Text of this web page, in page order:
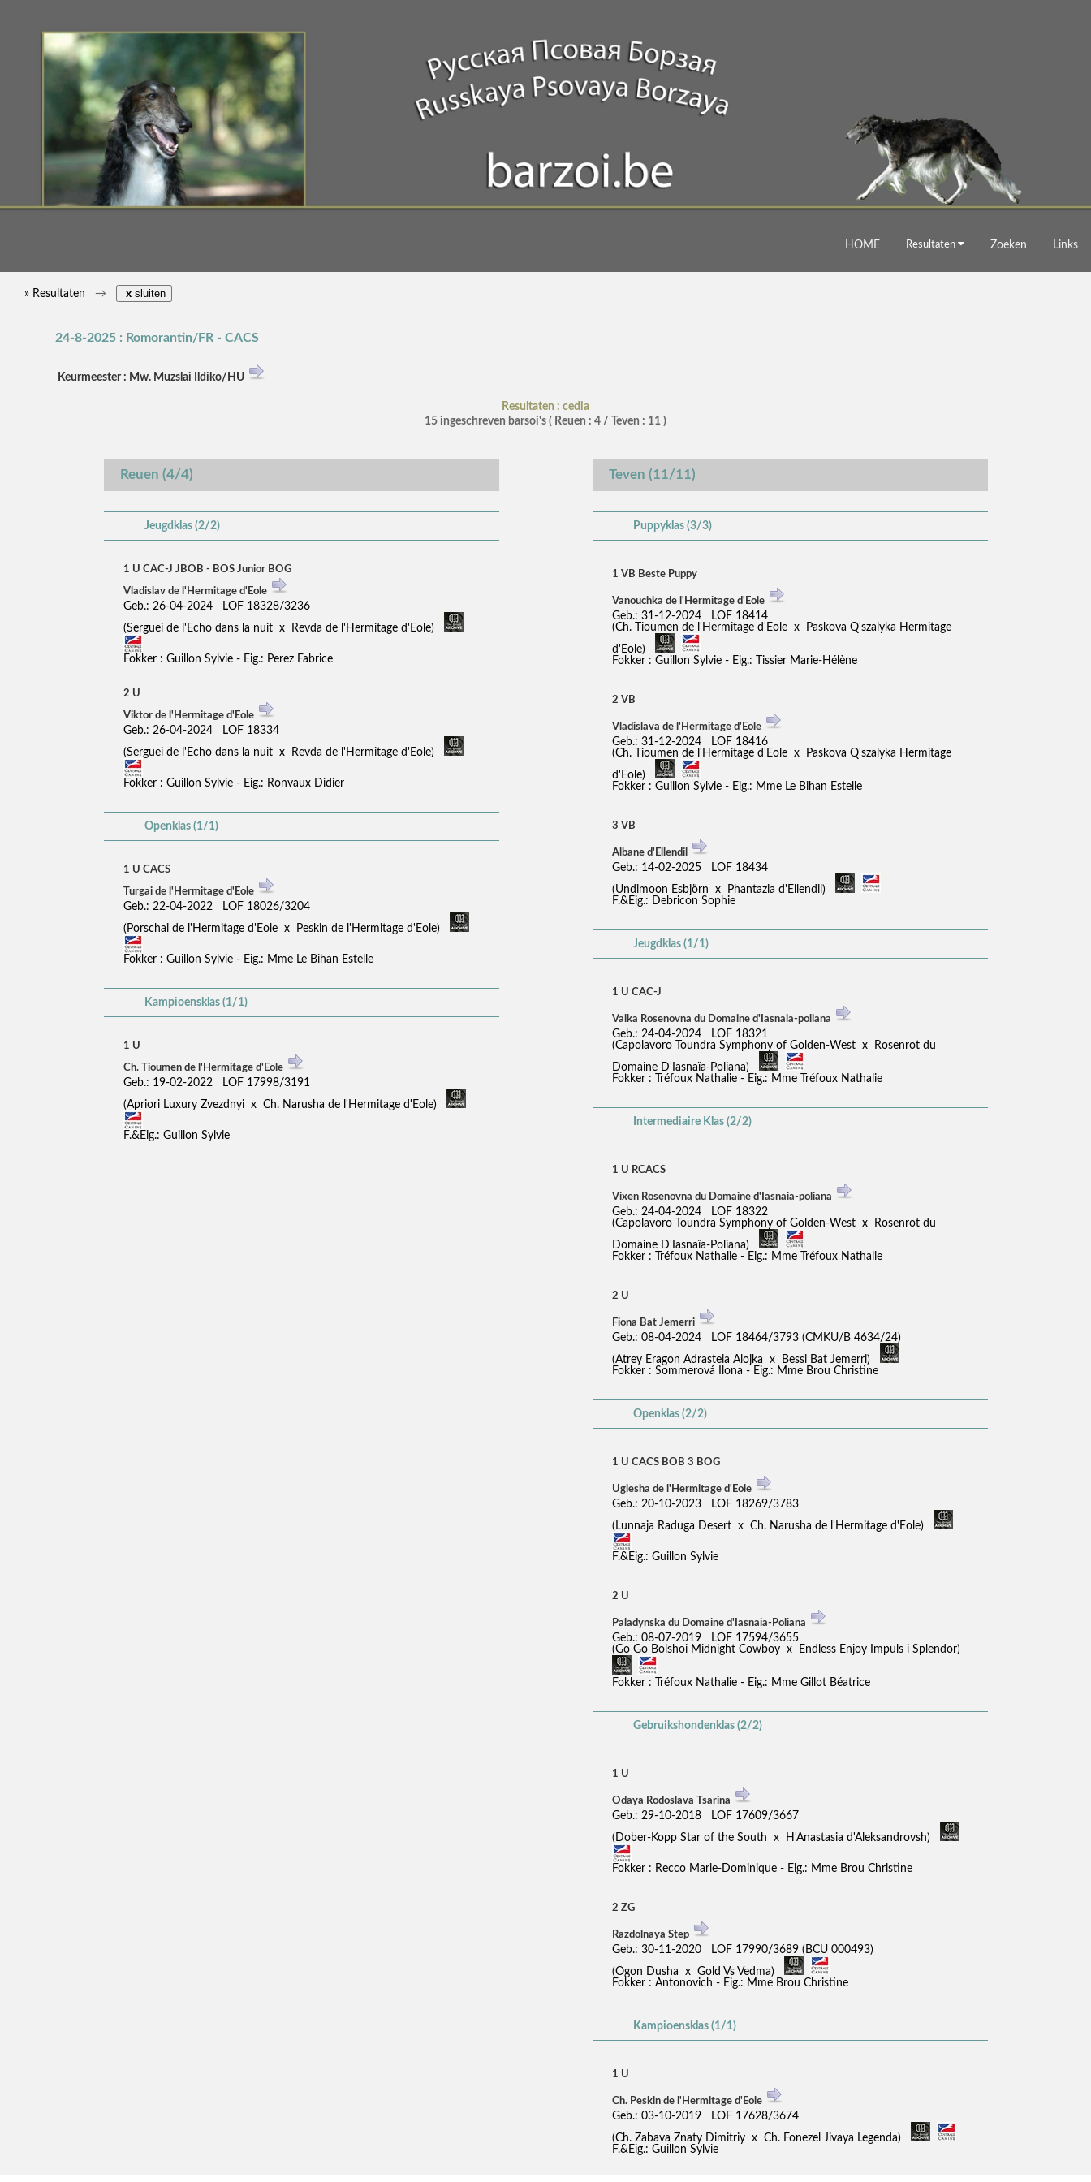
HOME Resultaten Zoeken Links
» Resultaten x sluiten
24-8-2025 : Romorantin/FR - CACS
Keurmeester : Mw. Muzslai Ildiko/HU
Resultaten : cedia
15 ingeschreven barsoi's ( Reuen : 4 / Teven : 11 )
Reuen (4/4)
Jeugdklas (2/2)
1 U CAC-J JBOB - BOS Junior BOG
Vladislav de l'Hermitage d'Eole
Geb.: 26-04-2024 LOF 18328/3236
(Serguei de l'Echo dans la nuit x Revda de l'Hermitage d'Eole)
Fokker : Guillon Sylvie - Eig.: Perez Fabrice
2 U
Viktor de l'Hermitage d'Eole
Geb.: 26-04-2024 LOF 18334
(Serguei de l'Echo dans la nuit x Revda de l'Hermitage d'Eole)
Fokker : Guillon Sylvie - Eig.: Ronvaux Didier
Openklas (1/1)
1 U CACS
Turgai de l'Hermitage d'Eole
Geb.: 22-04-2022 LOF 18026/3204
(Porschai de l'Hermitage d'Eole x Peskin de l'Hermitage d'Eole)
Fokker : Guillon Sylvie - Eig.: Mme Le Bihan Estelle
Kampioensklas (1/1)
1 U
Ch. Tioumen de l'Hermitage d'Eole
Geb.: 19-02-2022 LOF 17998/3191
(Apriori Luxury Zvezdnyi x Ch. Narusha de l'Hermitage d'Eole)
F.&Eig.: Guillon Sylvie
Teven (11/11)
Puppyklas (3/3)
1 VB Beste Puppy
Vanouchka de l'Hermitage d'Eole
Geb.: 31-12-2024 LOF 18414
(Ch. Tioumen de l'Hermitage d'Eole x Paskova Q'szalyka Hermitage
d'Eole)
Fokker : Guillon Sylvie - Eig.: Tissier Marie-Hélène
2 VB
Vladislava de l'Hermitage d'Eole
Geb.: 31-12-2024 LOF 18416
(Ch. Tioumen de l'Hermitage d'Eole x Paskova Q'szalyka Hermitage
d'Eole)
Fokker : Guillon Sylvie - Eig.: Mme Le Bihan Estelle
3 VB
Albane d'Ellendil
Geb.: 14-02-2025 LOF 18434
(Undimoon Esbjörn x Phantazia d'Ellendil)
F.&Eig.: Debricon Sophie
Jeugdklas (1/1)
1 U CAC-J
Valka Rosenovna du Domaine d'Iasnaia-poliana
Geb.: 24-04-2024 LOF 18321
(Capolavoro Toundra Symphony of Golden-West x Rosenrot du
Domaine D'Iasnaïa-Poliana)
Fokker : Tréfoux Nathalie - Eig.: Mme Tréfoux Nathalie
Intermediaire Klas (2/2)
1 U RCACS
Vixen Rosenovna du Domaine d'Iasnaia-poliana
Geb.: 24-04-2024 LOF 18322
(Capolavoro Toundra Symphony of Golden-West x Rosenrot du
Domaine D'Iasnaïa-Poliana)
Fokker : Tréfoux Nathalie - Eig.: Mme Tréfoux Nathalie
2 U
Fiona Bat Jemerri
Geb.: 08-04-2024 LOF 18464/3793 (CMKU/B 4634/24)
(Atrey Eragon Adrasteia Alojka x Bessi Bat Jemerri)
Fokker : Sommerová Ilona - Eig.: Mme Brou Christine
Openklas (2/2)
1 U CACS BOB 3 BOG
Uglesha de l'Hermitage d'Eole
Geb.: 20-10-2023 LOF 18269/3783
(Lunnaja Raduga Desert x Ch. Narusha de l'Hermitage d'Eole)
F.&Eig.: Guillon Sylvie
2 U
Paladynska du Domaine d'Iasnaia-Poliana
Geb.: 08-07-2019 LOF 17594/3655
(Go Go Bolshoi Midnight Cowboy x Endless Enjoy Impuls i Splendor)
Fokker : Tréfoux Nathalie - Eig.: Mme Gillot Béatrice
Gebruikshondenklas (2/2)
1 U
Odaya Rodoslava Tsarina
Geb.: 29-10-2018 LOF 17609/3667
(Dober-Kopp Star of the South x H'Anastasia d'Aleksandrovsh)
Fokker : Recco Marie-Dominique - Eig.: Mme Brou Christine
2 ZG
Razdolnaya Step
Geb.: 30-11-2020 LOF 17990/3689 (BCU 000493)
(Ogon Dusha x Gold Vs Vedma)
Fokker : Antonovich - Eig.: Mme Brou Christine
Kampioensklas (1/1)
1 U
Ch. Peskin de l'Hermitage d'Eole
Geb.: 03-10-2019 LOF 17628/3674
(Ch. Zabava Znaty Dimitriy x Ch. Fonezel Jivaya Legenda)
F.&Eig.: Guillon Sylvie